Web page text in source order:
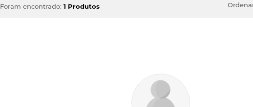
Foram encontrado: 1 Produtos